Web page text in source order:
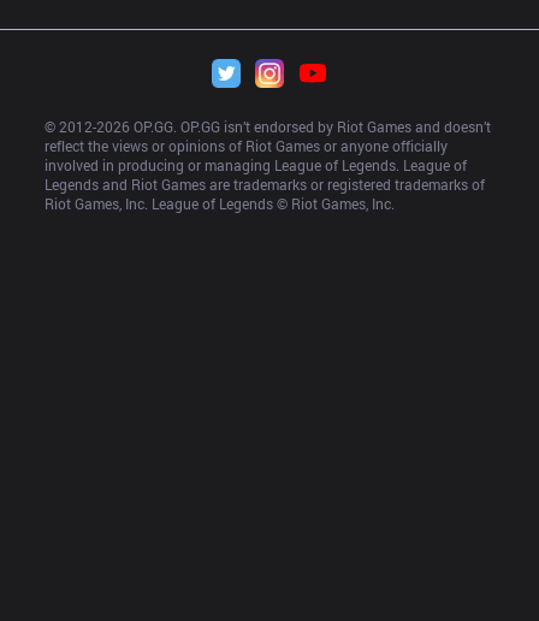
© 2012-2026 OP.GG. OP.GG isn’t endorsed by Riot Games and doesn’t
reflect the views or opinions of Riot Games or anyone officially
involved in producing or managing League of Legends. League of
Legends and Riot Games are trademarks or registered trademarks of
Riot Games, Inc. League of Legends © Riot Games, Inc.